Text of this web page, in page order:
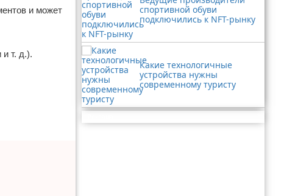
и может
т. д.).
спортивной обуви
подключились к NFT-рынку
Какие технологичные
устройства нужны
современному туристу